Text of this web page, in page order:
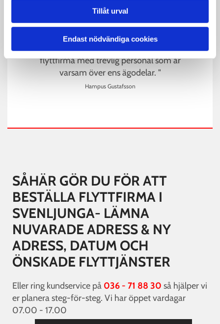
Tillåt urval
Endast nödvändiga cookies
" Snabb, effektiv och kostnads effektiv
flyttfirma med trevlig personal som är
varsam över ens ägodelar. "
Hampus Gustafsson
SÅHÄR GÖR DU FÖR ATT
BESTÄLLA FLYTTFIRMA I
SVENLJUNGA- LÄMNA
NUVARADE ADRESS & NY
ADRESS, DATUM OCH
ÖNSKADE FLYTTJÄNSTER
Eller ring kundservice på 036 - 71 88 30 så hjälper vi
er planera steg-för-steg. Vi har öppet vardagar
07.00 - 17.00